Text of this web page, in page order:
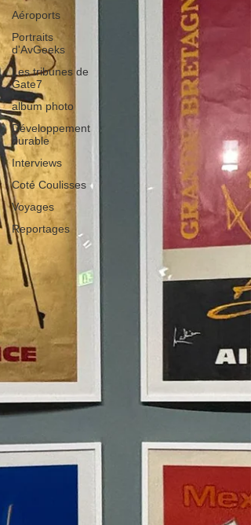
Aéroports
Portraits
d'AvGeeks
Les tribunes de
Gate7
album photo
Développement
durable
Interviews
Coté Coulisses
Voyages
Reportages